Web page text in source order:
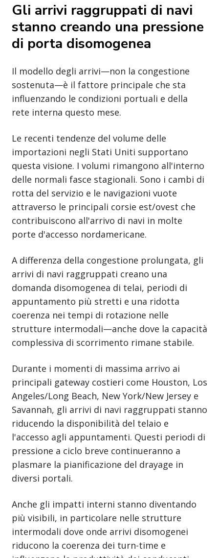
Gli arrivi raggruppati di navi
stanno creando una pressione
di porta disomogenea
Il modello degli arrivi—non la congestione
sostenuta—è il fattore principale che sta
influenzando le condizioni portuali e della
rete interna questo mese.
Le recenti tendenze del volume delle
importazioni negli Stati Uniti supportano
questa visione. I volumi rimangono all'interno
delle normali fasce stagionali. Sono i cambi di
rotta del servizio e le navigazioni vuote
attraverso le principali corsie est/ovest che
contribuiscono all'arrivo di navi in molte
porte d'accesso nordamericane.
A differenza della congestione prolungata, gli
arrivi di navi raggruppati creano una
domanda disomogenea di telai, periodi di
appuntamento più stretti e una ridotta
coerenza nei tempi di rotazione nelle
strutture intermodali—anche dove la capacità
complessiva di scorrimento rimane stabile.
Durante i momenti di massima arrivo ai
principali gateway costieri come Houston, Los
Angeles/Long Beach, New York/New Jersey e
Savannah, gli arrivi di navi raggruppati stanno
riducendo la disponibilità del telaio e
l'accesso agli appuntamenti. Questi periodi di
pressione a ciclo breve continueranno a
plasmare la pianificazione del drayage in
diversi portali.
Anche gli impatti interni stanno diventando
più visibili, in particolare nelle strutture
intermodali dove onde arrivi disomogenei
riducono la coerenza dei turn-time e